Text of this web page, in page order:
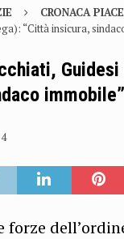
CRONACA
“Città insicura,
Guidesi
immobile”
forze